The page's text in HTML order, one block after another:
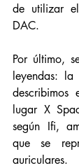
de utilizar
DAC.
Por último,
leyendas:
lugar X
según Ifi,
que se
auriculares.